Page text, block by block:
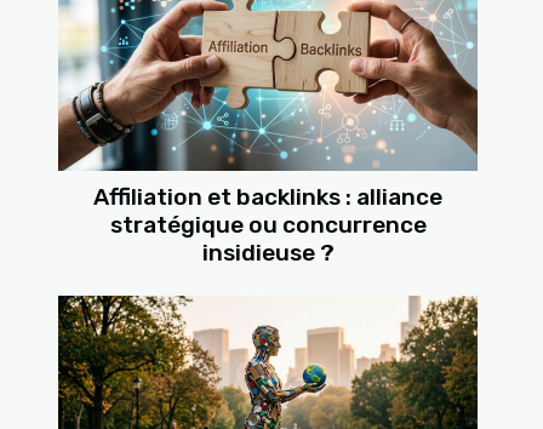
Affiliation et backlinks : alliance
stratégique ou concurrence
insidieuse ?